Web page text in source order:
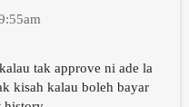
tak approve ni ade la
kisah kalau boleh bayar